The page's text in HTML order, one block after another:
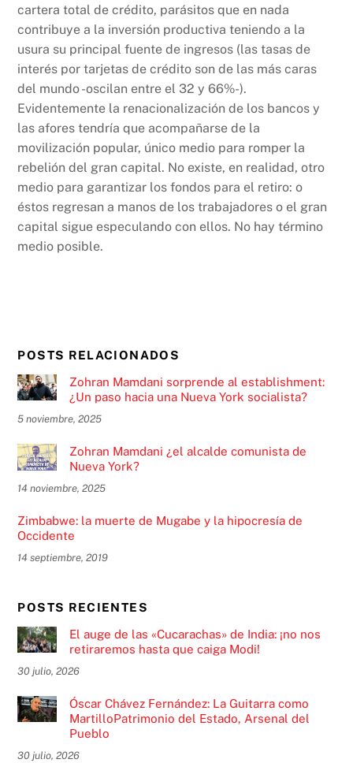
cartera total de crédito, parásitos que en nada
contribuye a la inversión productiva teniendo a la
usura su principal fuente de ingresos (las tasas de
interés por tarjetas de crédito son de las más caras
del mundo -oscilan entre el 32 y 66%-).
Evidentemente la renacionalización de los bancos y
las afores tendría que acompañarse de la
movilización popular, único medio para romper la
rebelión del gran capital. No existe, en realidad, otro
medio para garantizar los fondos para el retiro: o
éstos regresan a manos de los trabajadores o el gran
capital sigue especulando con ellos. No hay término
medio posible.
POSTS RELACIONADOS
Zohran Mamdani sorprende al establishment:
¿Un paso hacia una Nueva York socialista?
5 noviembre, 2025
Zohran Mamdani ¿el alcalde comunista de
Nueva York?
14 noviembre, 2025
Zimbabwe: la muerte de Mugabe y la hipocresía de
Occidente
14 septiembre, 2019
POSTS RECIENTES
El auge de las «Cucarachas» de India: ¡no nos
retiraremos hasta que caiga Modi!
30 julio, 2026
Óscar Chávez Fernández: La Guitarra como
MartilloPatrimonio del Estado, Arsenal del
Pueblo
30 julio, 2026